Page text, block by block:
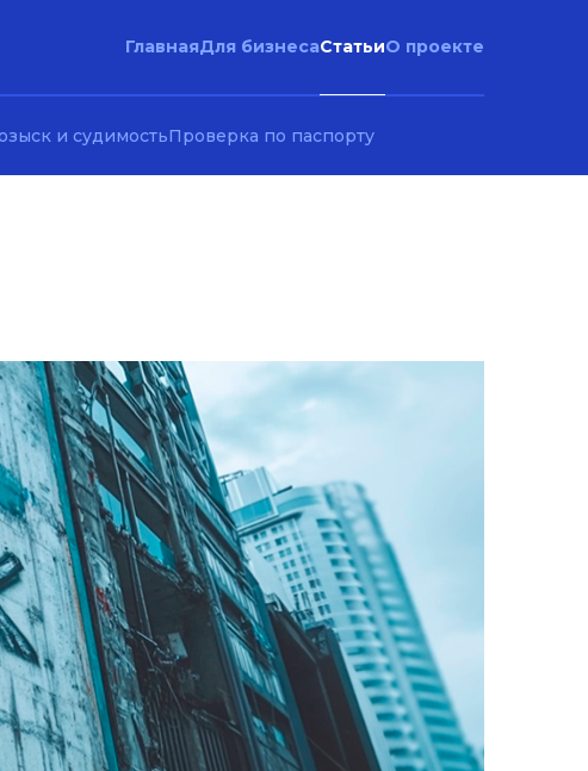
ГлавнаяДля бизнесаСтатьиО проекте
и судимостьПроверка по паспорту